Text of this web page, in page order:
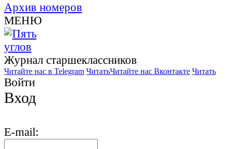
Архив номеров
МЕНЮ
Журнал старшекласcников
Читайте нас в Telegram ЧитатьЧитайте нас Вконтакте Читать
Войти
Вход
E-mail: